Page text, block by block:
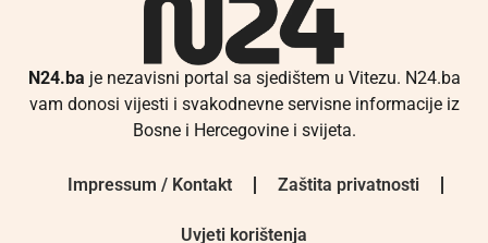
N24.ba je nezavisni portal sa sjedištem u Vitezu. N24.ba
vam donosi vijesti i svakodnevne servisne informacije iz
Bosne i Hercegovine i svijeta.
Impressum / Kontakt Zaštita privatnosti
Uvjeti korištenja